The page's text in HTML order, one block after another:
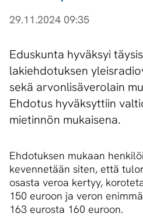
29.11.2024 09:35
​Eduskunta hyväksyi
lakiehdotuksen
sekä arvonlisäverolain
Ehdotus hyväksyttiin
mietinnön mukaisena.
Ehdotuksen mukaan
kevennetään siten, että
osasta veroa kertyy,
150 euroon ja veron
163 eurosta 160 euroon.